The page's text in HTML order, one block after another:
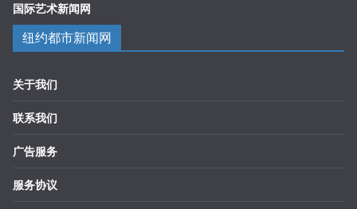
国际艺术新闻网
纽约都市新闻网
关于我们
联系我们
广告服务
服务协议